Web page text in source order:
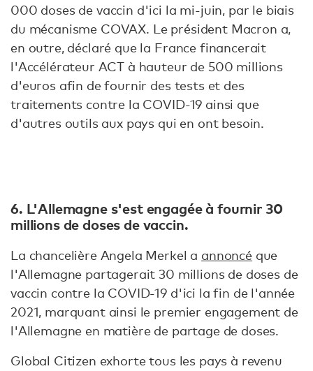
000 doses de vaccin d'ici la mi-juin, par le biais
du mécanisme COVAX. Le président Macron a,
en outre, déclaré que la France financerait
l'Accélérateur ACT à hauteur de 500 millions
d'euros afin de fournir des tests et des
traitements contre la COVID-19 ainsi que
d'autres outils aux pays qui en ont besoin.
6. L'Allemagne s'est engagée à fournir 30
millions de doses de vaccin.
La chancelière Angela Merkel a annoncéque
l'Allemagne partagerait 30 millions de doses de
vaccin contre la COVID-19 d'ici la fin de l'année
2021, marquant ainsi le premier engagement de
l'Allemagne en matière de partage de doses.
Global Citizen exhorte tous les pays à revenu